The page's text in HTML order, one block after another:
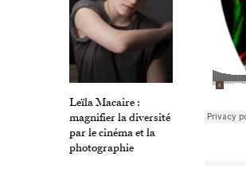
Leïla Macaire :
magnifier la diversité
par le cinéma et la
photographie